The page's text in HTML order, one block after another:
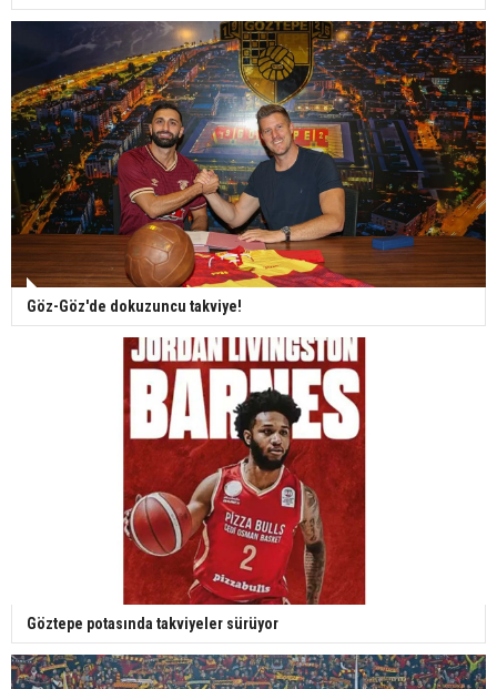
Göz-Göz'de dokuzuncu takviye!
Göztepe potasında takviyeler sürüyor